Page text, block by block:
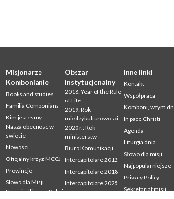
Misjonarze
Kombonianie
Books and studies
Familia Comboniana
Kim jestesmy
Nasza obecnosc w
swiecie
Nowosci
Oficjalny krzyz MCCJ
Prowincje
Slowo dla Misji
Sprawiedliwosc, Pokoj
Obszar
instytucjonalny
2018: Year of the Rule
of Life
2019: Rok
miedzykulturowosci
2020 r.: Rok
ministerstw
Biuro Komunikacji
Intercapitolare 2012
Intercapitolare 2018
Intercapitolare 2025
Inne linki
Kontakt
Współpraca
Komboni, w tym
In pace Christi
Agenda
Liturgia dnia
Słowo dla misji
Najpopularniejsze
Privacy Policy
Sekretariat misji